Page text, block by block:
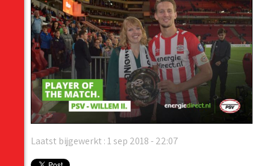
Laatst bijgewerkt : 1 sep 2018 - 22:07